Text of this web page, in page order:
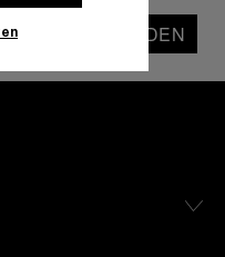
SENDEN
um Ihr